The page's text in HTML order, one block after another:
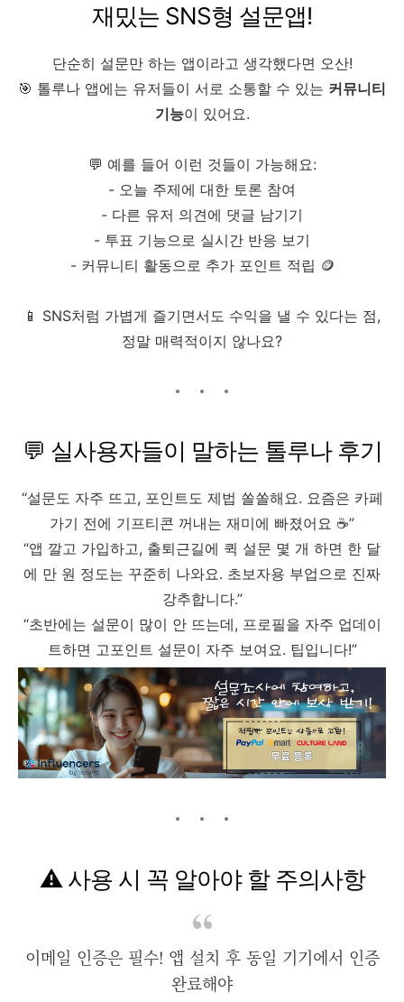
재밌는 SNS형 설문앱!
단순히 설문만 하는 앱이라고 생각했다면 오산!
🎯 톨루나 앱에는 유저들이 서로 소통할 수 있는 커뮤니티
기능이 있어요.
💬 예를 들어 이런 것들이 가능해요:
- 오늘 주제에 대한 토론 참여
- 다른 유저 의견에 댓글 남기기
- 투표 기능으로 실시간 반응 보기
- 커뮤니티 활동으로 추가 포인트 적립 🪙
📱 SNS처럼 가볍게 즐기면서도 수익을 낼 수 있다는 점,
정말 매력적이지 않나요?
💬 실사용자들이 말하는 톨루나 후기
“설문도 자주 뜨고, 포인트도 제법 쏠쏠해요. 요즘은 카페
가기 전에 기프티콘 꺼내는 재미에 빠졌어요 ☕”
“앱 깔고 가입하고, 출퇴근길에 퀵 설문 몇 개 하면 한 달
에 만 원 정도는 꾸준히 나와요. 초보자용 부업으로 진짜
강추합니다.”
“초반에는 설문이 많이 안 뜨는데, 프로필을 자주 업데이
트하면 고포인트 설문이 자주 보여요. 팁입니다!”
⚠️ 사용 시 꼭 알아야 할 주의사항
이메일 인증은 필수! 앱 설치 후 동일 기기에서 인증
완료해야